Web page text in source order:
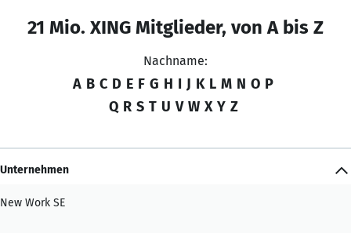
21 Mio. XING Mitglieder, von A bis Z
Nachname:
A B C D E F G H I J K L M N O P
Q R S T U V W X Y Z
Unternehmen
New Work SE